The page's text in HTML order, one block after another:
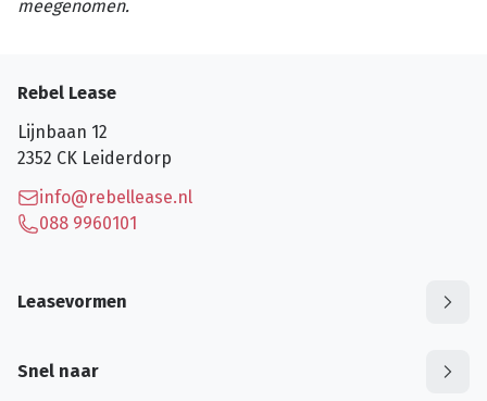
meegenomen.
Rebel Lease
Lijnbaan 12
2352 CK Leiderdorp
info@rebellease.nl
088 9960101
Leasevormen
Snel naar